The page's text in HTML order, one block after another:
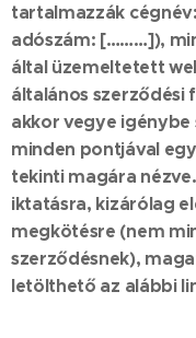
tartalmazzák cégnév:
adószám: [………]),
által üzemeltetett
általános szerződési
akkor vegye
minden pontjával
tekinti magára
iktatásra, kizárólag
megkötésre (nem
szerződésnek),
letölthető az alábbi